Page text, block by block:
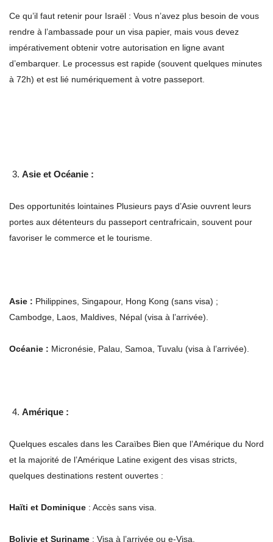
Ce qu’il faut retenir pour Israël : Vous n’avez plus besoin de vous
rendre à l’ambassade pour un visa papier, mais vous devez
impérativement obtenir votre autorisation en ligne avant
d’embarquer. Le processus est rapide (souvent quelques minutes
à 72h) et est lié numériquement à votre passeport.
Asie et Océanie :
Des opportunités lointaines Plusieurs pays d’Asie ouvrent leurs
portes aux détenteurs du passeport centrafricain, souvent pour
favoriser le commerce et le tourisme.
Asie : Philippines, Singapour, Hong Kong (sans visa) ;
Cambodge, Laos, Maldives, Népal (visa à l’arrivée).
Océanie : Micronésie, Palau, Samoa, Tuvalu (visa à l’arrivée).
Amérique :
Quelques escales dans les Caraïbes Bien que l’Amérique du Nord
et la majorité de l’Amérique Latine exigent des visas stricts,
quelques destinations restent ouvertes :
Haïti et Dominique : Accès sans visa.
Bolivie et Suriname : Visa à l’arrivée ou e-Visa.